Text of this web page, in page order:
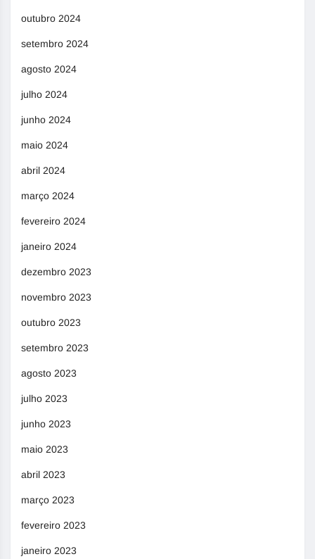
outubro 2024
setembro 2024
agosto 2024
julho 2024
junho 2024
maio 2024
abril 2024
março 2024
fevereiro 2024
janeiro 2024
dezembro 2023
novembro 2023
outubro 2023
setembro 2023
agosto 2023
julho 2023
junho 2023
maio 2023
abril 2023
março 2023
fevereiro 2023
janeiro 2023